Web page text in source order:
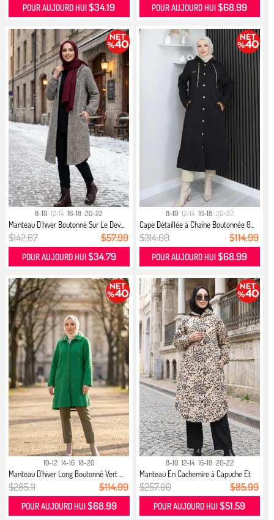
POUR AUJOURD HUI$34.19 POUR AUJOURD HUI$68.99
8-10 12-14 16-18 20-22
Manteau D`hiver Boutonné Sur Le Dev...
$142.67 $57.99
POUR AUJOURD HUI $34.79
8-10 12-14 16-18 20-22
Cape Détaillée à Chaîne Boutonnée 0...
$314.00 $114.99
POUR AUJOURD HUI$68.99
10-12 14-16 18-20
Manteau D`hiver Long Boutonné Vert ...
$285.11 $114.99
POUR AUJOURD HUI $68.99
8-10 12-14 16-18 20-22
Manteau En Cachemire à Capuche Et
B...
$257.00 $85.99
POUR AUJOURD HUI$51.59